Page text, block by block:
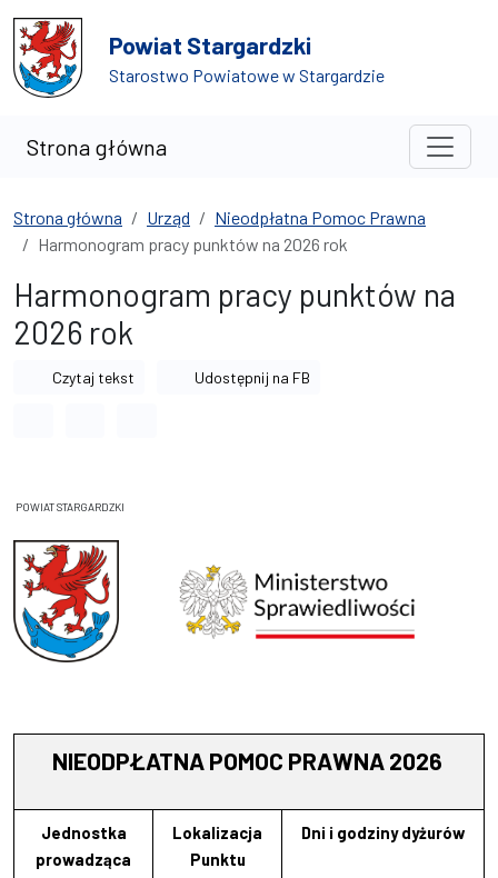
Przejdź do treści
Przejdź do wyszukiwarki
Powiat Stargardzki
Starostwo Powiatowe w Stargardzie
Strona główna
Strona główna Urząd
Nieodpłatna Pomoc Prawna
Harmonogram pracy punktów na 2026 rok
Harmonogram pracy punktów na
2026 rok
Czytaj tekst Udostępnij na FB
POWIAT STARGARDZKI
NIEODPŁATNA POMOC PRAWNA 2026
Jednostka
prowadząca
Lokalizacja
Punktu
Dni i godziny dyżurów